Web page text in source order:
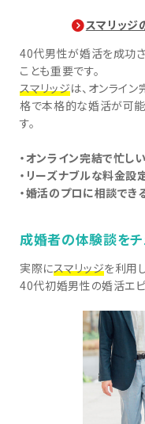
スマリッジ
40代男性が婚活を成功
ことも重要です。
スマリッジは、オンライ
格で本格的な婚活が可能
す。
・オンライン完結で忙し
・リーズナブルな料金設
・婚活のプロに相談でき
成婚者の体験談をチ
実際にスマリッジを利用
40代初婚男性の婚活エピ